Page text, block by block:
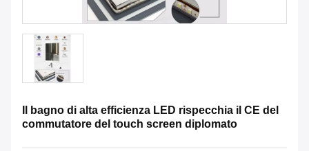
Il bagno di alta efficienza LED rispecchia il CE del
commutatore del touch screen diplomato